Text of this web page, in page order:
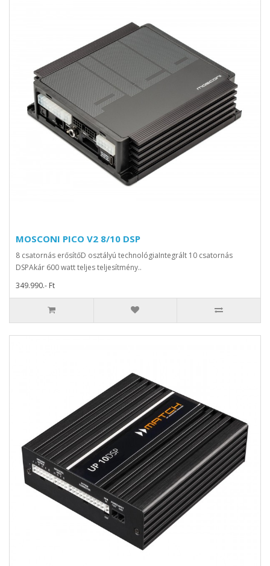
MOSCONI PICO V2 8/10 DSP
8 csatornás erősítőD osztályú technológiaIntegrált 10 csatornás
DSPAkár 600 watt teljes teljesítmény..
349.990.- Ft